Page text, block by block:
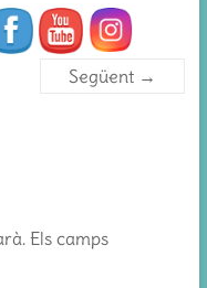
Següent →
Els camps